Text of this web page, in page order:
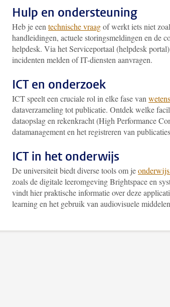
Hulp en ondersteuning
Heb je een technische vraagof werkt iets niet
handleidingen, actuele storingsmeldingen en de
helpdesk. Via het Serviceportaal (helpdesk
incidenten melden of IT-diensten aanvragen.
ICT en onderzoek
ICT speelt een cruciale rol in elke fase van
dataverzameling tot publicatie. Ontdek welke
dataopslag en rekenkracht (High Performance
datamanagement en het registreren van
ICT in het onderwijs
De universiteit biedt diverse tools om je
zoals de digitale leeromgeving Brightspace en
vindt hier praktische informatie over deze
learning en het gebruik van audiovisuele